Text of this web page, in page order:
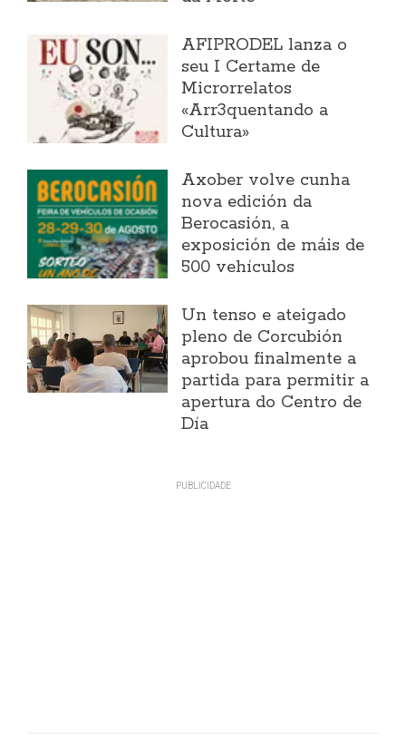
AFIPRODEL lanza o
seu I Certame de
Microrrelatos
«Arr3quentando a
Cultura»
Axober volve cunha
nova edición da
Berocasión, a
exposición de máis de
500 vehículos
Un tenso e ateigado
pleno de Corcubión
aprobou finalmente a
partida para permitir a
apertura do Centro de
Día